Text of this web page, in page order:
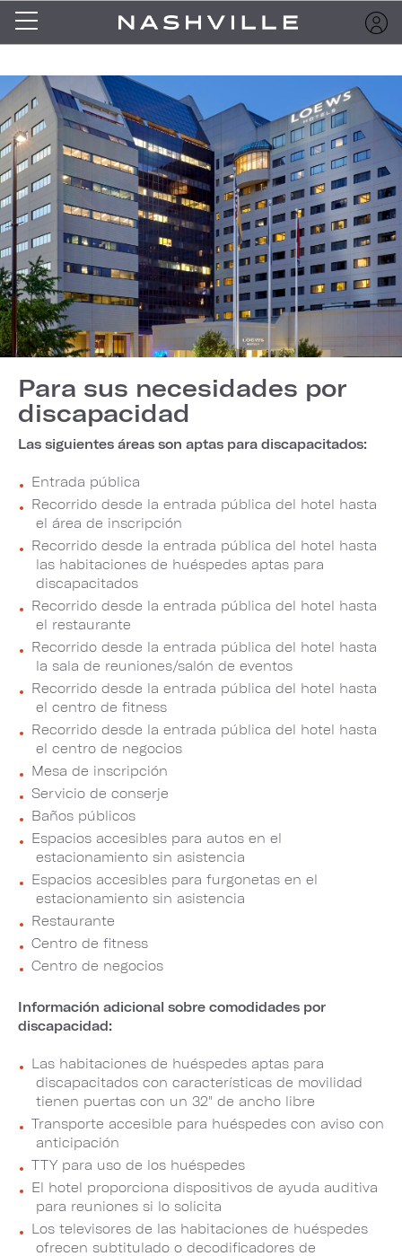
Para sus necesidades por
discapacidad
Las siguientes áreas son aptas para discapacitados:
Entrada pública
Recorrido desde la entrada pública del hotel hasta
el área de inscripción
Recorrido desde la entrada pública del hotel hasta
las habitaciones de huéspedes aptas para
discapacitados
Recorrido desde la entrada pública del hotel hasta
el restaurante
Recorrido desde la entrada pública del hotel hasta
la sala de reuniones/salón de eventos
Recorrido desde la entrada pública del hotel hasta
el centro de fitness
Recorrido desde la entrada pública del hotel hasta
el centro de negocios
Mesa de inscripción
Servicio de conserje
Baños públicos
Espacios accesibles para autos en el
estacionamiento sin asistencia
Espacios accesibles para furgonetas en el
estacionamiento sin asistencia
Restaurante
Centro de fitness
Centro de negocios
Información adicional sobre comodidades por
discapacidad:
Las habitaciones de huéspedes aptas para
discapacitados con características de movilidad
tienen puertas con un 32" de ancho libre
Transporte accesible para huéspedes con aviso con
anticipación
TTY para uso de los huéspedes
El hotel proporciona dispositivos de ayuda auditiva
para reuniones si lo solicita
Los televisores de las habitaciones de huéspedes
ofrecen subtitulado o decodificadores de